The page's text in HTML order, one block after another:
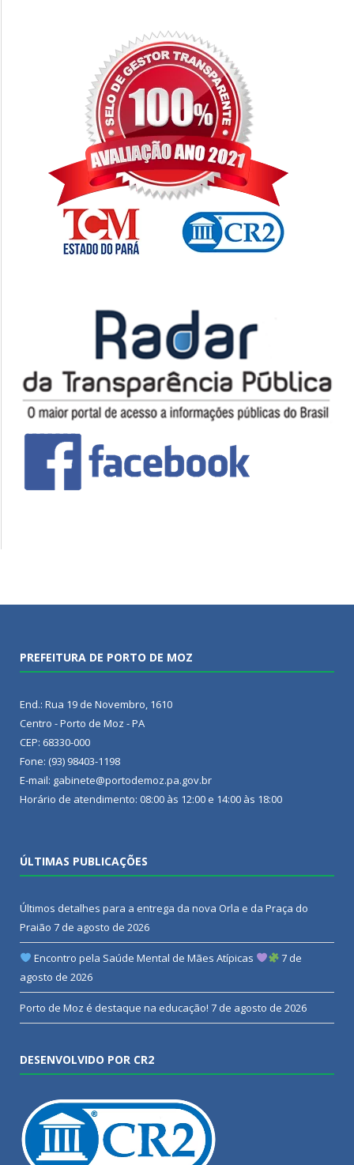
PREFEITURA DE PORTO DE MOZ
End.: Rua 19 de Novembro, 1610
Centro - Porto de Moz - PA
CEP: 68330-000
Fone: (93) 98403-1198
E-mail: gabinete@portodemoz.pa.gov.br
Horário de atendimento: 08:00 às 12:00 e 14:00 às 18:00
ÚLTIMAS PUBLICAÇÕES
Últimos detalhes para a entrega da nova Orla e da Praça do
Praião 7 de agosto de 2026
Encontro pela Saúde Mental de Mães Atípicas
7 de
agosto de 2026
Porto de Moz é destaque na educação! 7 de agosto de 2026
DESENVOLVIDO POR CR2